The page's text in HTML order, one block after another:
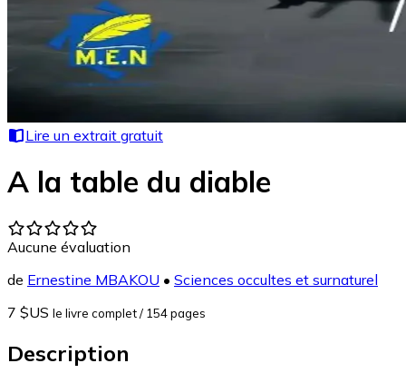
Lire un extrait gratuit
A la table du diable
Aucune évaluation
de Ernestine MBAKOU • Sciences occultes et surnaturel
7 $US le livre complet/ 154 pages
Description